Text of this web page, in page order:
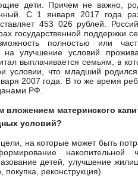
дети. Причем не важно,
С 1 января 2017 года
453 026 рублей.
государственной поддержки
полностью или
на улучшение условий
выплачивается семьям, в
условии, что младший
2007 года. В то же время
РФ.
материнского
условий?
на которые может быть
накопительной
детей, улучшение
покупка, реконструкция).